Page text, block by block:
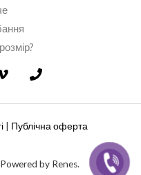
Публічна оферта
by Renes.